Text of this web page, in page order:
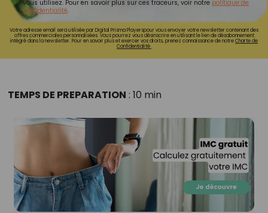
vous utilisez. Pour en savoir plus sur ces traceurs, voir notre politique de
confidentialité.
Votre adresse email sera utilisée par Digital Prisma Playerspour vous envoyer votre newsletter contenant des
offres commerciales personnalisées. Vous pourrez vous désinscrire en utilisant le lien de désabonnement
intégré dans la newsletter. Pour en savoir plus et exercer vos droits, prenez connaissance de notreCharte de
Confidentialité.
TEMPS DE PREPARATION : 10 min